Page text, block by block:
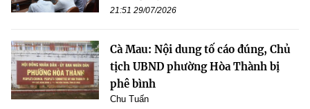
21:51 29/07/2026
Cà Mau: Nội dung tố cáo đúng, Chủ
tịch UBND phường Hòa Thành bị
phê bình
Chu Tuấn